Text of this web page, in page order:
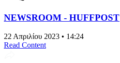
NEWSROOM - HUFFPOST
22 Απριλίου 2023 • 14:24
Read Content